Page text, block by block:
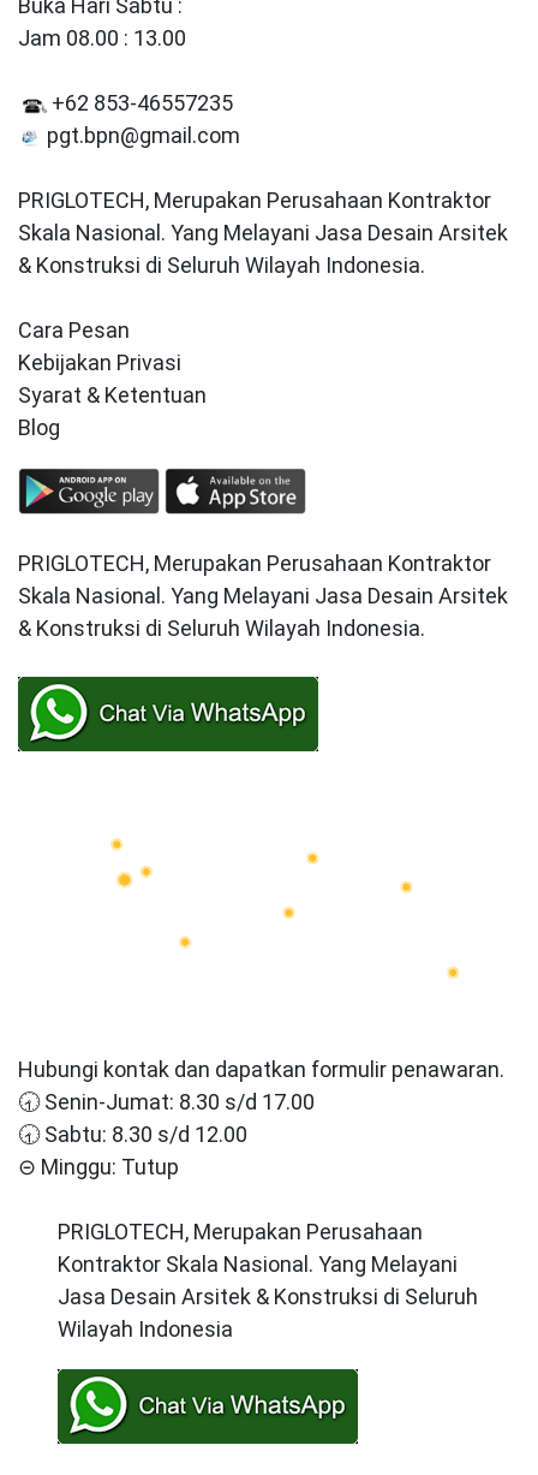
Buka Hari Sabtu :
Jam 08.00 : 13.00
+62 853-46557235
pgt.bpn@gmail.com
PRIGLOTECH, Merupakan Perusahaan Kontraktor
Skala Nasional. Yang Melayani Jasa Desain Arsitek
& Konstruksi di Seluruh Wilayah Indonesia.
Cara Pesan
Kebijakan Privasi
Syarat & Ketentuan
Blog
PRIGLOTECH, Merupakan Perusahaan Kontraktor
Skala Nasional. Yang Melayani Jasa Desain Arsitek
& Konstruksi di Seluruh Wilayah Indonesia.
Hubungi kontak dan dapatkan formulir penawaran.
🕣 Senin-Jumat: 8.30 s/d 17.00
🕣 Sabtu: 8.30 s/d 12.00
⊝ Minggu: Tutup
PRIGLOTECH, Merupakan Perusahaan
Kontraktor Skala Nasional. Yang Melayani
Jasa Desain Arsitek & Konstruksi di Seluruh
Wilayah Indonesia